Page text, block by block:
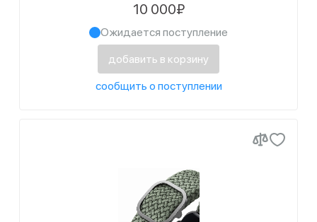
10 000₽
Ожидается поступление
добавить в корзину
сообщить о поступлении